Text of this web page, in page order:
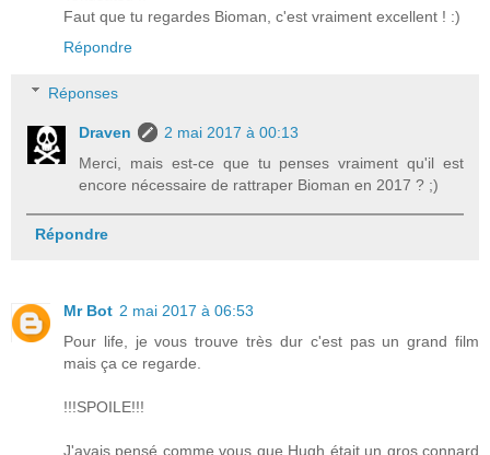
Faut que tu regardes Bioman, c'est vraiment excellent ! :)
Répondre
Réponses
Draven
2 mai 2017 à 00:13
Merci, mais est-ce que tu penses vraiment qu'il est
encore nécessaire de rattraper Bioman en 2017 ? ;)
Répondre
Mr Bot 2 mai 2017 à 06:53
Pour life, je vous trouve très dur c'est pas un grand film
mais ça ce regarde.
!!!SPOILE!!!
J'avais pensé comme vous que Hugh était un gros connard